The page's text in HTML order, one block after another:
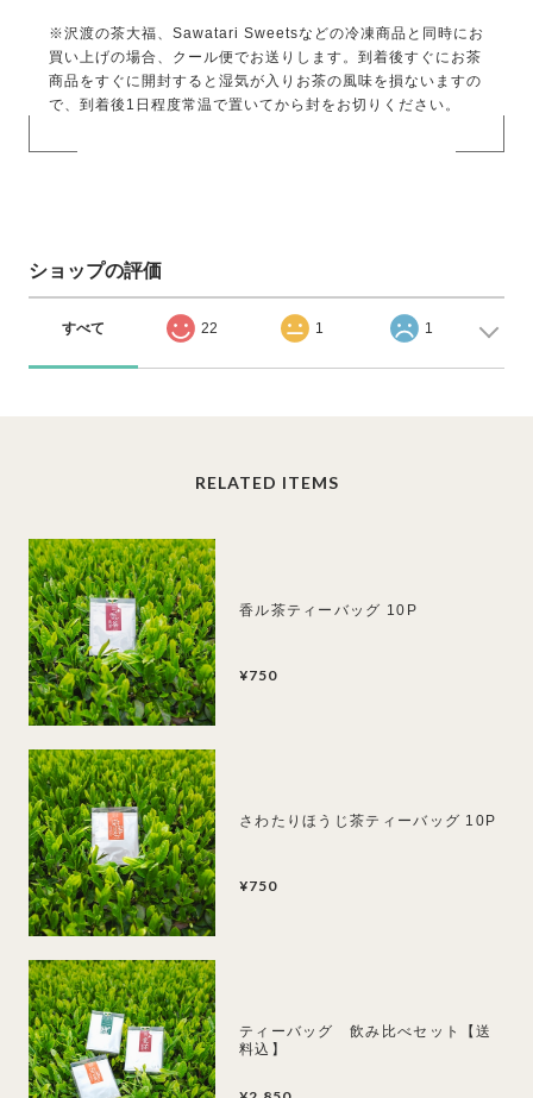
※沢渡の茶大福、Sawatari Sweetsなどの冷凍商品と同時にお
買い上げの場合、クール便でお送りします。到着後すぐにお茶
商品をすぐに開封すると湿気が入りお茶の風味を損ないますの
で、到着後1日程度常温で置いてから封をお切りください。
ショップの評価
すべて 22 1 1
RELATED ITEMS
香ル茶ティーバッグ 10P
¥750
さわたりほうじ茶ティーバッグ 10P
¥750
ティーバッグ 飲み比べセット【送
料込】